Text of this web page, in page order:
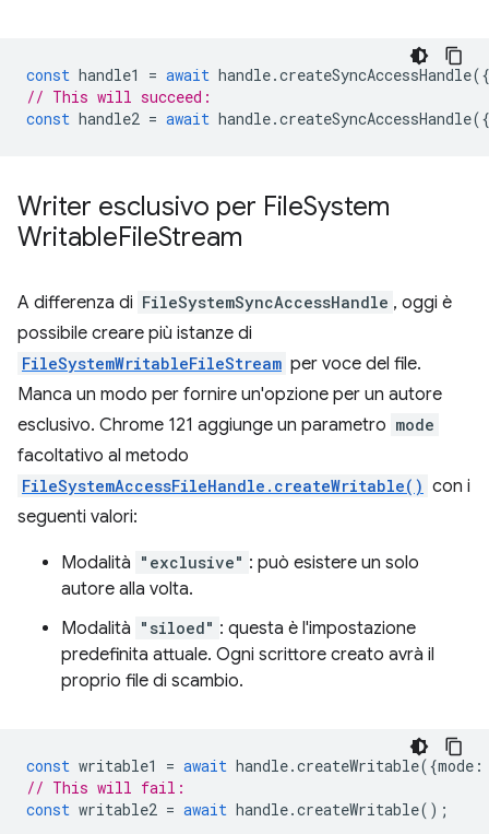
const handle1 = await handle.createSyncAccessHandle({
// This will succeed:
const handle2 = await handle.createSyncAccessHandle({
Writer esclusivo per FileSystem
WritableFileStream
A differenza di FileSystemSyncAccessHandle , oggi è
possibile creare più istanze di
FileSystemWritableFileStream per voce del file.
Manca un modo per fornire un'opzione per un autore
esclusivo. Chrome 121 aggiunge un parametro mode
facoltativo al metodo
FileSystemAccessFileHandle.createWritable() con i
seguenti valori:
Modalità "exclusive" : può esistere un solo
autore alla volta.
Modalità "siloed" : questa è l'impostazione
predefinita attuale. Ogni scrittore creato avrà il
proprio file di scambio.
const writable1 = await handle.createWritable({mode :
// This will fail:
const writable2 = await handle.createWritable();